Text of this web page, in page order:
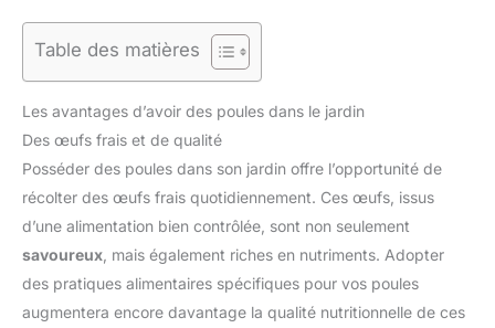
Table des matières
Les avantages d’avoir des poules dans le jardin
Des œufs frais et de qualité
Posséder des poules dans son jardin offre l’opportunité de
récolter des œufs frais quotidiennement. Ces œufs, issus
d’une alimentation bien contrôlée, sont non seulement
savoureux , mais également riches en nutriments. Adopter
des pratiques alimentaires spécifiques pour vos poules
augmentera encore davantage la qualité nutritionnelle de ces